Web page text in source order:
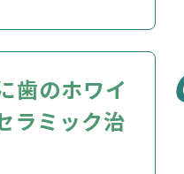
歯のホワイ
ラミック治